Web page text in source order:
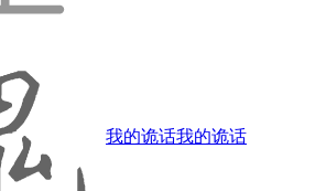
我的诡话我的诡话